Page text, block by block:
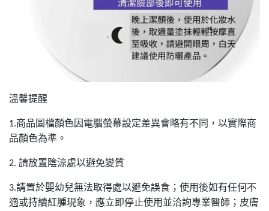
溫馨提醒
1.商品圖檔顏色因電腦螢幕設定差異會略有不同，以實際商
品顏色為準。
2. 請放置陰涼處以避免變質
3.請置於嬰幼兒無法取得處以避免誤食；使用後如有任何不
適或持續紅腫現象，應立即停止使用並洽詢專業醫師；皮膚